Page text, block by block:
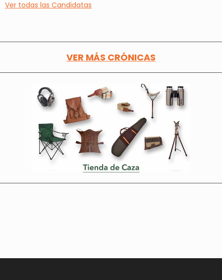
Ver todas las Candidatas
VER MÁS CRÓNICAS